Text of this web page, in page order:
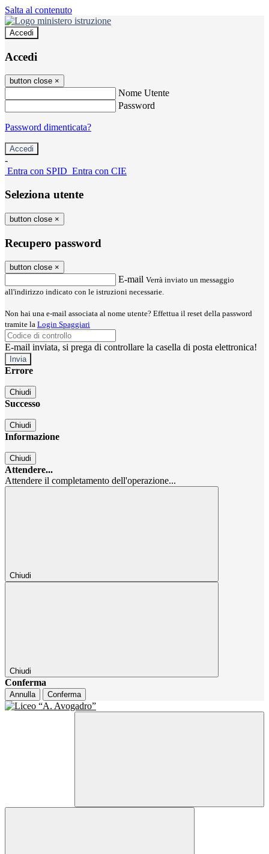
Salta al contenuto
Accedi
Accedi
button close ×
Nome Utente
Password
Password dimenticata?
-
Entra con SPID Entra con CIE
Seleziona utente
button close ×
Recupero password
button close ×
E-mail Verrà inviato un messaggio
all'indirizzo indicato con le istruzioni necessarie.
Non hai una e-mail associata al nome utente? Effettua il reset della password
tramite la Login Spaggiari
E-mail inviata, si prega di controllare la casella di posta elettronica!
Errore
Chiudi
Successo
Chiudi
Informazione
Chiudi
Attendere...
Attendere il completamento dell'operazione...
Chiudi
Chiudi
Conferma
Annulla Conferma